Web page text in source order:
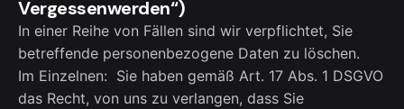
Vergessenwerden“)
In einer Reihe von Fällen sind wir verpflichtet, Sie
betreffende personenbezogene Daten zu löschen.
Im Einzelnen: Sie haben gemäß Art. 17 Abs. 1 DSGVO
das Recht, von uns zu verlangen, dass Sie